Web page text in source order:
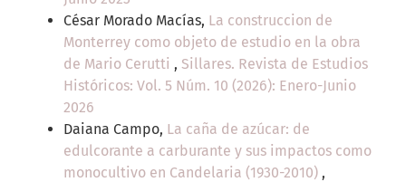
César Morado Macías, La construccion de
Monterrey como objeto de estudio en la obra
de Mario Cerutti , Sillares. Revista de Estudios
Históricos: Vol. 5 Núm. 10 (2026): Enero-Junio
2026
Daiana Campo, La caña de azúcar: de
edulcorante a carburante y sus impactos como
monocultivo en Candelaria (1930-2010) ,